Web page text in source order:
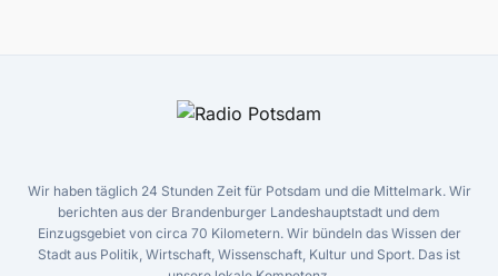
Wir haben täglich 24 Stunden Zeit für Potsdam und die Mittelmark. Wir
berichten aus der Brandenburger Landeshauptstadt und dem
Einzugsgebiet von circa 70 Kilometern. Wir bündeln das Wissen der
Stadt aus Politik, Wirtschaft, Wissenschaft, Kultur und Sport. Das ist